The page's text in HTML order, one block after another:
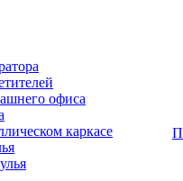
офиса
каркасе